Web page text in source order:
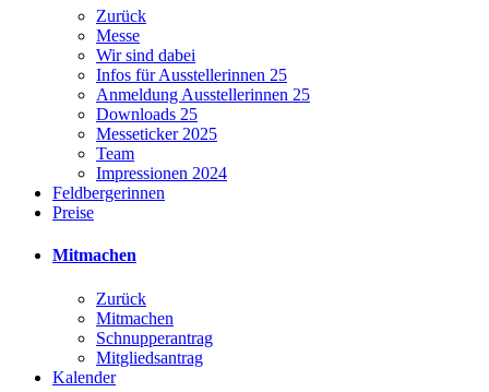
Zurück
Messe
Wir sind dabei
Infos für Ausstellerinnen 25
Anmeldung Ausstellerinnen 25
Downloads 25
Messeticker 2025
Team
Impressionen 2024
Feldbergerinnen
Preise
Mitmachen
Zurück
Mitmachen
Schnupperantrag
Mitgliedsantrag
Kalender